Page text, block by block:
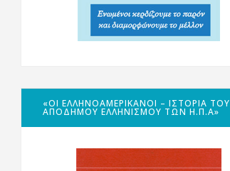
«ΟΙ ΕΛΛΗΝΟΑΜΕΡΙΚΑΝΟΊ – ΙΣΤΟΡΊΑ ΤΟΥ
ΑΠΌΔΗΜΟΥ ΕΛΛΗΝΙΣΜΟΎ ΤΩΝ Η.Π.Α»